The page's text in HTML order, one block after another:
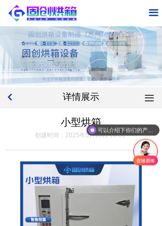
끀
首页
关于我们
产品中心
标准型规格烘箱
新闻中心
小型烘箱
创建时间： 2025年5月13日 18:31
낒 详情展示 끀
可以介绍下你们的产品么